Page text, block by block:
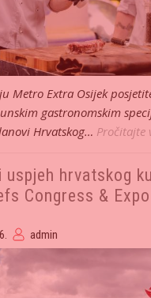
Metro Extra Osijek
gastronomskim
Hrvatskog… Pročitajte
uspjeh hrvatskog
Congress &
admin